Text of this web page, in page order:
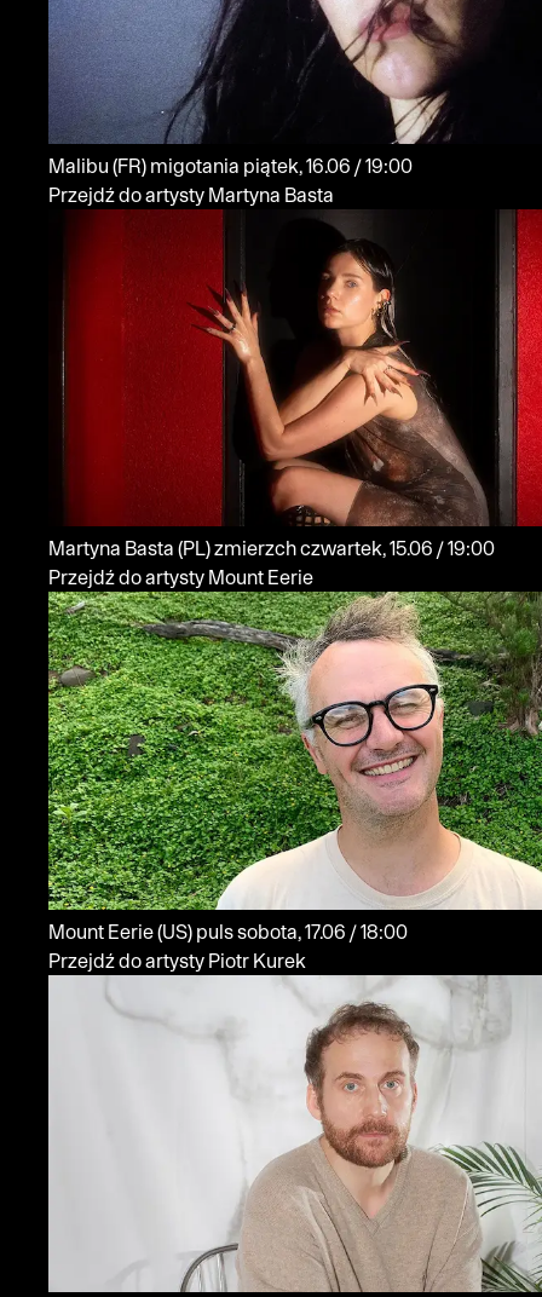
Malibu (FR) migotania
piątek, 16.06 / 19:00
Przejdź do artysty Martyna Basta
Martyna Basta (PL)zmierzch
czwartek, 15.06 / 19:00
Przejdź do artysty Mount Eerie
Mount Eerie(US) puls
sobota, 17.06 / 18:00
Przejdź do artysty Piotr Kurek